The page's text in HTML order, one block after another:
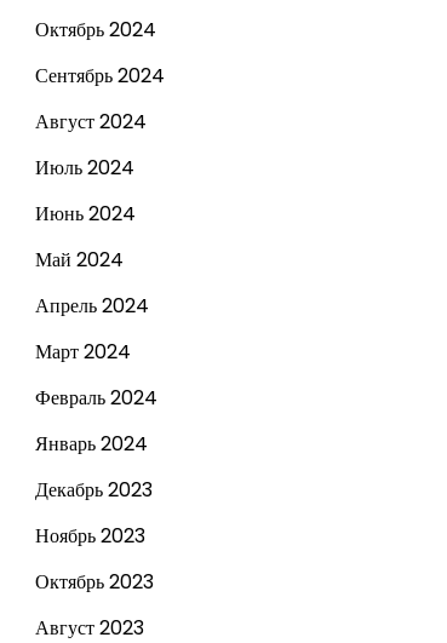
Октябрь 2024
Сентябрь 2024
Август 2024
Июль 2024
Июнь 2024
Май 2024
Апрель 2024
Март 2024
Февраль 2024
Январь 2024
Декабрь 2023
Ноябрь 2023
Октябрь 2023
Август 2023